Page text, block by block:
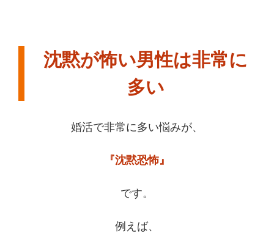
沈黙が怖い男性は非常に
多い
婚活で非常に多い悩みが、
『沈黙恐怖』
です。
例えば、